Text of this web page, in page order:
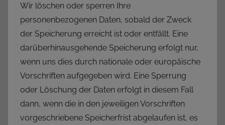
Wir löschen oder sperren Ihre
personenbezogenen Daten, sobald der Zweck
der Speicherung erreicht ist oder entfällt. Eine
darüberhinausgehende Speicherung erfolgt nur,
wenn uns dies durch nationale oder europäische
Vorschriften aufgegeben wird. Eine Sperrung
oder Löschung der Daten erfolgt in diesem Fall
dann, wenn die in den jeweiligen Vorschriften
vorgeschriebene Speicherfrist abgelaufen ist, es